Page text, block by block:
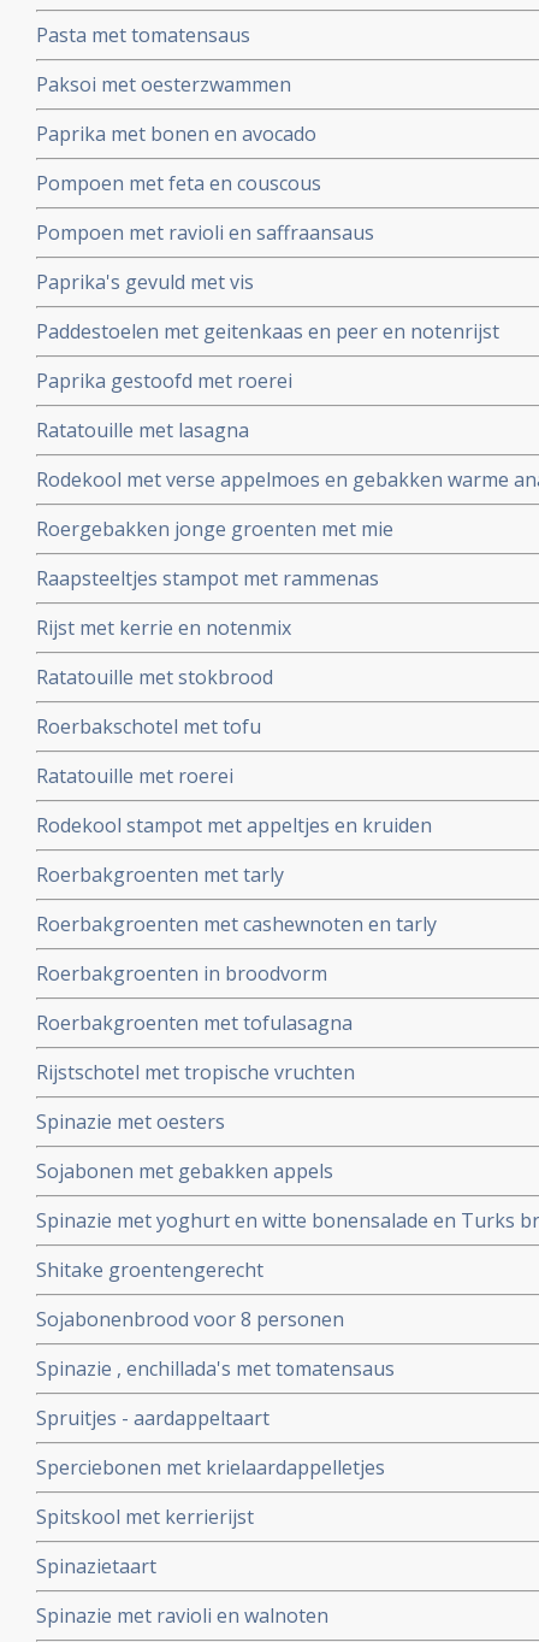
Pasta met tomatensaus
Paksoi met oesterzwammen
Paprika met bonen en avocado
Pompoen met feta en couscous
Pompoen met ravioli en saffraansaus
Paprika's gevuld met vis
Paddestoelen met geitenkaas en peer en notenrijst
Paprika gestoofd met roerei
Ratatouille met lasagna
Rodekool met verse appelmoes en gebakken warme
Roergebakken jonge groenten met mie
Raapsteeltjes stampot met rammenas
Rijst met kerrie en notenmix
Ratatouille met stokbrood
Roerbakschotel met tofu
Ratatouille met roerei
Rodekool stampot met appeltjes en kruiden
Roerbakgroenten met tarly
Roerbakgroenten met cashewnoten en tarly
Roerbakgroenten in broodvorm
Roerbakgroenten met tofulasagna
Rijstschotel met tropische vruchten
Spinazie met oesters
Sojabonen met gebakken appels
Spinazie met yoghurt en witte bonensalade en Turks
Shitake groentengerecht
Sojabonenbrood voor 8 personen
Spinazie , enchillada's met tomatensaus
Spruitjes - aardappeltaart
Sperciebonen met krielaardappelletjes
Spitskool met kerrierijst
Spinazietaart
Spinazie met ravioli en walnoten